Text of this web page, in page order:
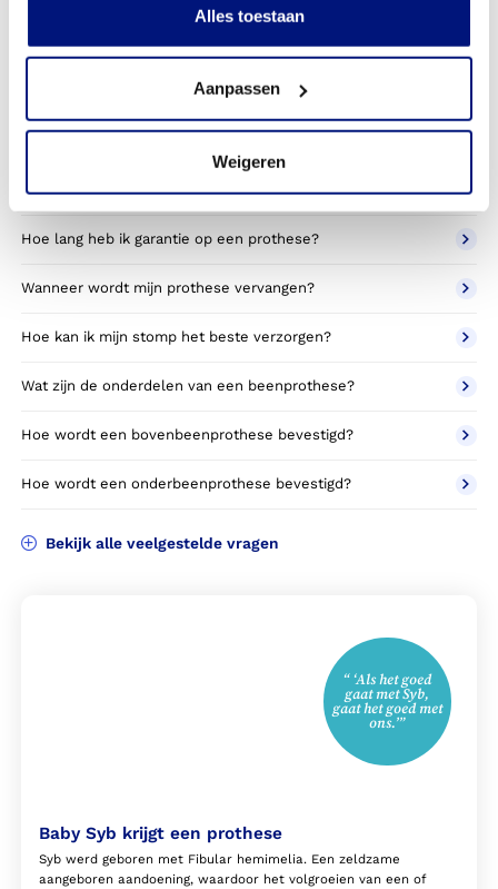
Alles toestaan
Aanpassen
Weigeren
Voor welke hulpmiddelen kan ik bij Livit Ottobock Care
terecht?
Hoe wordt een prothese aangemeten?
Hoe onderhoud ik mijn prothese?
Hoe lang heb ik garantie op een prothese?
Wanneer wordt mijn prothese vervangen?
Hoe kan ik mijn stomp het beste verzorgen?
Wat zijn de onderdelen van een beenprothese?
Hoe wordt een bovenbeenprothese bevestigd?
Hoe wordt een onderbeenprothese bevestigd?
Bekijk alle veelgestelde vragen
“ ‘Als het goed
gaat met Syb,
gaat het goed met
ons.’”
Baby Syb krijgt een prothese
Syb werd geboren met Fibular hemimelia. Een zeldzame
aangeboren aandoening, waardoor het volgroeien van een of